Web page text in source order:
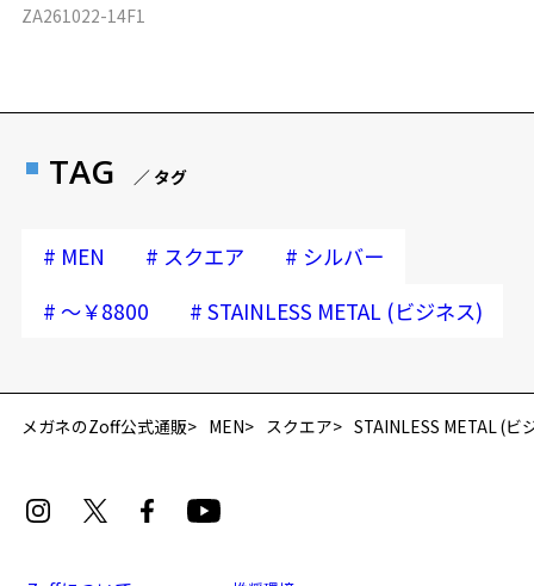
再入荷お知らせメールのお申し込み
ZA261022-14F1
TAG ／ タグ
# MEN # スクエア # シルバー
# ～￥8800 # STAINLESS METAL (ビジネス)
メガネのZoff公式通販 MEN スクエア STAINLESS METAL (ビ